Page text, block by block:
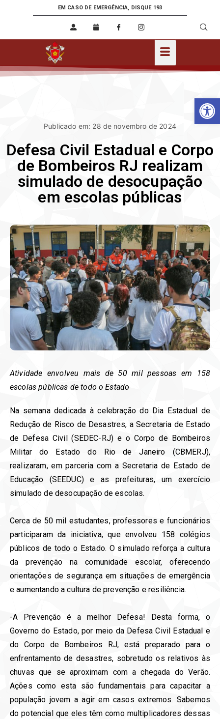
EM CASO DE EMERGÊNCIA, DISQUE 193
Publicado em: 28 de novembro de 2024
Defesa Civil Estadual e Corpo
de Bombeiros RJ realizam
simulado de desocupação
em escolas públicas
Atividade envolveu mais de 50 mil pessoas em 158
escolas públicas de todo o Estado
Na semana dedicada à celebração do Dia Estadual de
Redução de Risco de Desastres, a Secretaria de Estado
de Defesa Civil (SEDEC-RJ) e o Corpo de Bombeiros
Militar do Estado do Rio de Janeiro (CBMERJ),
realizaram, em parceria com a Secretaria de Estado de
Educação (SEEDUC) e as prefeituras, um exercício
simulado de desocupação de escolas.
Cerca de 50 mil estudantes, professores e funcionários
participaram da iniciativa, que envolveu 158 colégios
públicos de todo o Estado. O simulado reforça a cultura
da prevenção na comunidade escolar, oferecendo
orientações de segurança em situações de emergência
e aumentando a cultura de prevenção e resiliência.
-A Prevenção é a melhor Defesa! Desta forma, o
Governo do Estado, por meio da Defesa Civil Estadual e
do Corpo de Bombeiros RJ, está preparado para o
enfrentamento de desastres, sobretudo os relativos às
chuvas que se aproximam com a chegada do Verão.
Ações como esta são fundamentais para capacitar a
população jovem a agir em casos extremos. Sabemos
do potencial que eles têm como multiplicadores dessas